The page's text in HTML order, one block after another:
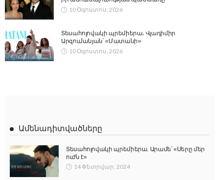
10 Օգոստոս, 2026
Տեսահոլովակի պրեմիերա․ Վլադիմիր
Արզումանյան՝ «Մատանի»
10 Օգոստոս, 2026
Ամենադիտվածները
Տեսահոլովակի պրեմիերա. Արամե՝ «Սերը մեր
ուժն է»
14 Փետրվար, 2024